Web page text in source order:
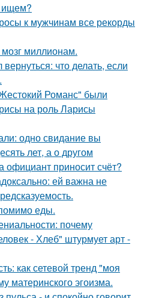
ищем?
к мужчинам все рекорды
миллионам.
что делать, если
Романс" были
на роль Ларисы
одно свидание вы
лет, а о другом
официант приносит счёт?
ей важна не
еды.
почему
- Хлеб" штурмует арт -
как сетевой тренд "моя
материнского эгоизма.